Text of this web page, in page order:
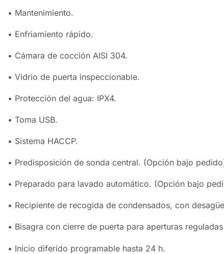
• Mantenimiento.
• Enfriamiento rápido.
• Cámara de cocción AISI 304.
• Vidrio de puerta inspeccionable.
• Protección del agua: IPX4.
• Toma USB.
• Sistema HACCP.
• Predisposición de sonda central. (Opción bajo
• Preparado para lavado automático. (Opción bajo
• Recipiente de recogida de condensados, con
• Bisagra con cierre de puerta para aperturas reguladas
• Inicio diferido programable hasta 24 h.